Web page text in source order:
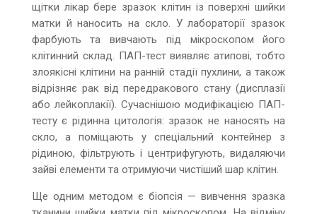
щітки лікар бере зразок клітин із поверхні шийки
матки й наносить на скло. У лабораторії зразок
фарбують та вивчають під мікроскопом його
клітинний склад. ПАП-тест виявляє атипові, тобто
злоякісні клітини на ранній стадії пухлини, а також
відрізняє рак від передракового стану (дисплазії
або лейкоплакії). Сучаснішою модифікацією ПАП-
тесту є рідинна цитологія: зразок не наносять на
скло, а поміщають у спеціальний контейнер з
рідиною, фільтрують і центрифугують, видаляючи
зайві елементи та отримуючи чистіший шар клітин.
Ще одним методом є біопсія — вивчення зразка